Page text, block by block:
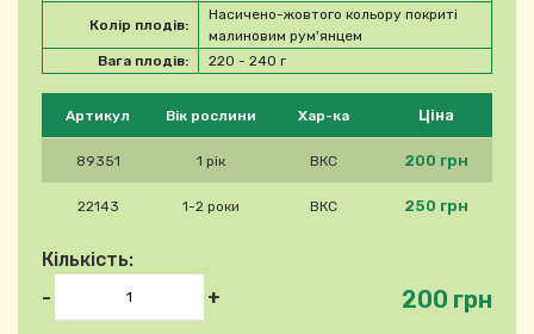
Будь ласка, виберіть продукт
Артикул Вік рослини Хар-ка Ціна
89351 1 рік ВКС 200 грн
22143 1-2 роки ВКС 250 грн
Кількість:
-
+ 200 грн
Колір плодів:
Насичено-жовтого кольору покриті
малиновим рум'янцем
Вага плодів:
220 - 240 г